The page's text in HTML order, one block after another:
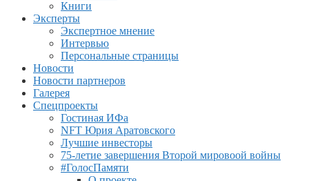
Книги
Эксперты
Экспертное мнение
Интервью
Персональные страницы
Новости
Новости партнеров
Галерея
Спецпроекты
Гостиная ИФа
NFT Юрия Аратовского
Лучшие инвесторы
75-летие завершения Второй мировоой войны
#ГолосПамяти